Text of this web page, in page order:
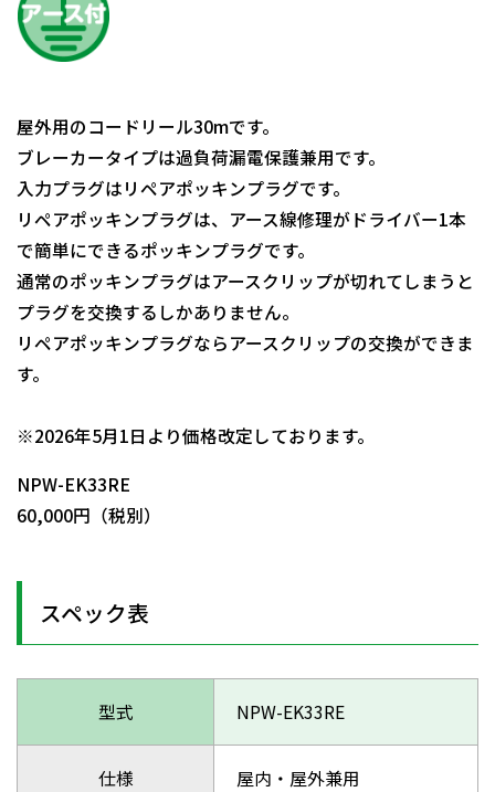
屋外用のコードリール30mです。
ブレーカータイプは過負荷漏電保護兼用です。
入力プラグはリペアポッキンプラグです。
リペアポッキンプラグは、アース線修理がドライバー1本
で簡単にできるポッキンプラグです。
通常のポッキンプラグはアースクリップが切れてしまうと
プラグを交換するしかありません。
リペアポッキンプラグならアースクリップの交換ができま
す。
※2026年5月1日より価格改定しております。
NPW-EK33RE
60,000円（税別）
スペック表
型式 NPW-EK33RE
仕様 屋内・屋外兼用